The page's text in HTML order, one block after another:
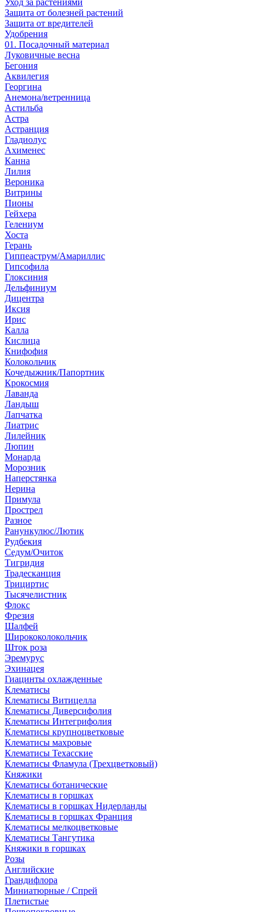
Уход за растениями
Защита от болезней растений
Защита от вредителей
Удобрения
01. Посадочный материал
Луковичные весна
Бегония
Аквилегия
Георгина
Анемона/ветренница
Астильба
Астра
Астранция
Гладиолус
Ахименес
Канна
Лилия
Вероника
Витрины
Пионы
Гейхера
Гелениум
Хоста
Герань
Гиппеаструм/Амариллис
Гипсофила
Глоксиния
Дельфиниум
Дицентра
Иксия
Ирис
Калла
Кислица
Книфофия
Колокольчик
Кочедыжник/Папортник
Крокосмия
Лаванда
Ландыш
Лапчатка
Лиатрис
Лилейник
Люпин
Монарда
Морозник
Наперстянка
Нерина
Примула
Прострел
Разное
Ранункулюс/Лютик
Рудбекия
Седум/Очиток
Тигридия
Традесканция
Трициртис
Тысячелистник
Флокс
Фрезия
Шалфей
Ширококолокольчик
Шток роза
Эремурус
Эхинацея
Гиацинты охлажденные
Клематисы
Клематисы Витицелла
Клематисы Диверсифолия
Клематисы Интегрифолия
Клематисы крупноцветковые
Клематисы махровые
Клематисы Техасские
Клематисы Фламула (Трехцветковый)
Княжики
Клематисы ботанические
Клематисы в горшках
Клематисы в горшках Нидерланды
Клематисы в горшках Франция
Клематисы мелкоцветковые
Клематисы Тангутика
Княжики в горшках
Розы
Английские
Грандифлора
Миниатюрные / Спрей
Плетистые